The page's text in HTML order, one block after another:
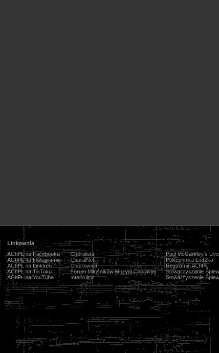
Linkownia
AChPŁ na Facebooku
AChPŁ na Instagramie
AChPŁ na Linktree
AChPŁ na TikToku
AChPŁ na YouTube
Chóralista
ChoralNet
Chórtownia
Forum Miłośników Muzyki Chóralnej
Interkultur
Paul McCartney's
Politechnika Łódzka
Regulamin AChPŁ
Stowarzyszenie
Stowarzyszenie